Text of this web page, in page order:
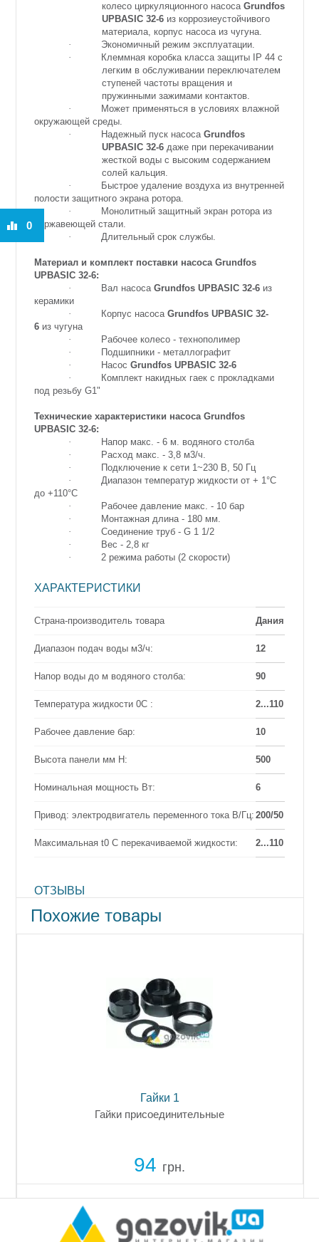
колесо циркуляционного насоса Grundfos
UPBASIC 32-6из коррозиеустойчивого
материала, корпус насоса из чугуна.
·
Экономичный режим эксплуатации.
·
Клеммная коробка класса защиты IP 44 с
легким в обслуживании переключателем
ступеней частоты вращения и
пружинными зажимами контактов.
·
Может применяться в условиях влажной
окружающей среды.
·
Надежный пуск насоса Grundfos
UPBASIC 32-6даже при перекачивании
жесткой воды с высоким содержанием
солей кальция.
·
Быстрое удаление воздуха из внутренней
полости защитного экрана ротора.
·
Монолитный защитный экран ротора из
нержавеющей стали.
·
Длительный срок службы.
Материал и комплект поставки насоса Grundfos
UPBASIC 32-6:
·
Вал насоса Grundfos UPBASIC 32-6из
керамики
·
Корпус насоса Grundfos UPBASIC 32-
6 из чугуна
·
Рабочее колесо - технополимер
·
Подшипники - металлографит
·
Насос Grundfos UPBASIC 32-6
·
Комплект накидных гаек с прокладками
под резьбу G1"
Технические характеристики насоса Grundfos
UPBASIC 32-6:
·
Напор макс. - 6 м. водяного столба
·
Расход макс. - 3,8 м3/ч.
·
Подключение к сети 1~230 В, 50 Гц
·
Диапазон температур жидкости от + 1°C
до +110°C
·
Рабочее давление макс. - 10 бар
·
Монтажная длина - 180 мм.
·
Соединение труб - G 1 1/2
·
Вес - 2,8 кг
·
2 режима работы (2 скорости)
ХАРАКТЕРИСТИКИ
Страна-производитель товара Дания
Диапазон подач воды м3/ч: 12
Напор воды до м водяного столба: 90
Температура жидкости 0С : 2...110
Рабочее давление бар: 10
Высота панели мм Н: 500
Номинальная мощность Вт: 6
Привод: электродвигатель переменного тока В/Гц: 200/50
Максимальная t0 С перекачиваемой жидкости: 2...110
ОТЗЫВЫ
Похожие товары
Гайки 1
Гайки присоединительные
94 грн.
0